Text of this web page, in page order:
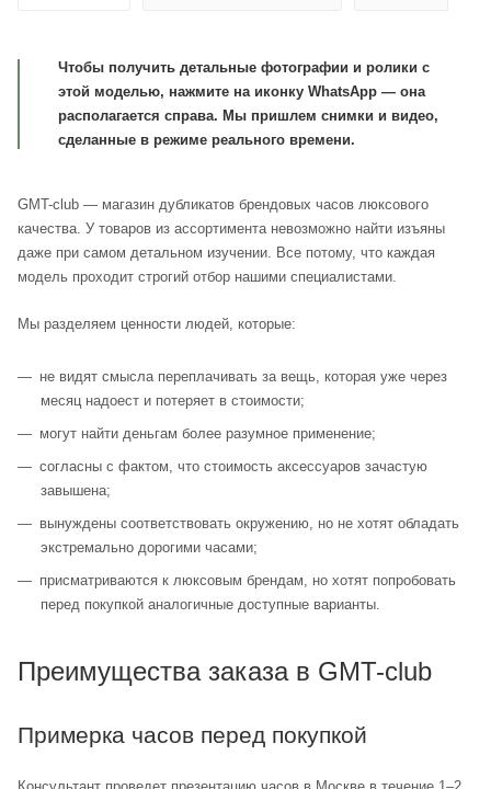
Чтобы получить детальные фотографии и ролики с
этой моделью, нажмите на иконку WhatsApp — она
располагается справа. Мы пришлем снимки и видео,
сделанные в режиме реального времени.
GMT-club — магазин дубликатов брендовых часов люксового
качества. У товаров из ассортимента невозможно найти изъяны
даже при самом детальном изучении. Все потому, что каждая
модель проходит строгий отбор нашими специалистами.
Мы разделяем ценности людей, которые:
не видят смысла переплачивать за вещь, которая уже через
месяц надоест и потеряет в стоимости;
могут найти деньгам более разумное применение;
согласны с фактом, что стоимость аксессуаров зачастую
завышена;
вынуждены соответствовать окружению, но не хотят обладать
экстремально дорогими часами;
присматриваются к люксовым брендам, но хотят попробовать
перед покупкой аналогичные доступные варианты.
Преимущества заказа в GMT-club
Примерка часов перед покупкой